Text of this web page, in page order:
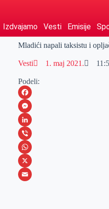
Izdvajamo Vesti Emisije
Mladići napali taksistu i
Vesti 1. maj 2021.
Podeli:
F
a
c
e
b
o
M
e
s
s
e
L
i
n
k
V
i
b
W
h
X